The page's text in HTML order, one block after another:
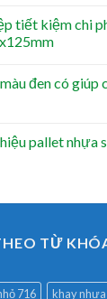
tiết kiệm chi
đen có giúp
pallet nhựa
TỪ
716
khay